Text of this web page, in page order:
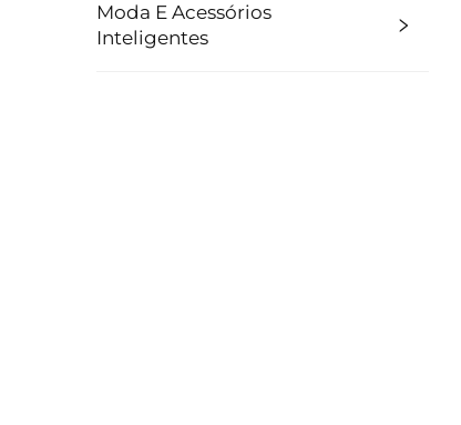
Moda E Acessórios
Inteligentes